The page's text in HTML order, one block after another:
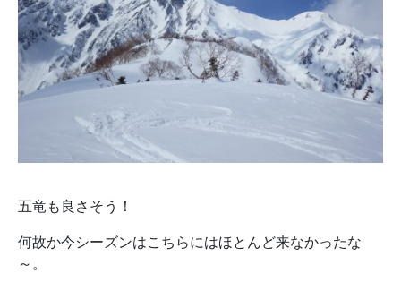
五竜も良さそう！
何故か今シーズンはこちらにはほとんど来なかったな
～。